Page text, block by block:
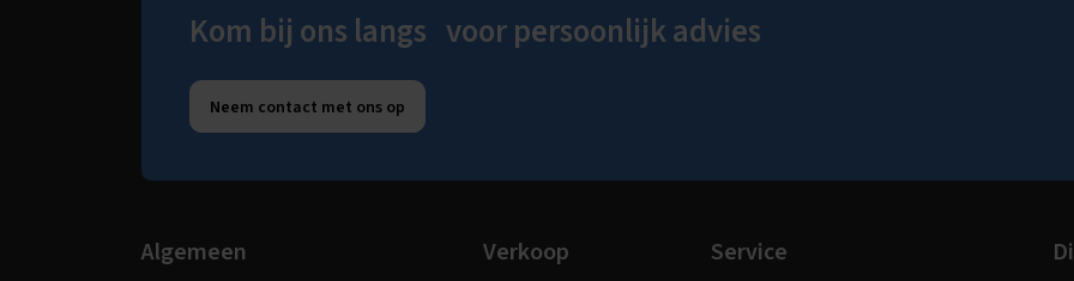
Kom bij ons langs voor persoonlijk advies
Neem contact met ons op
Algemeen Verkoop Service